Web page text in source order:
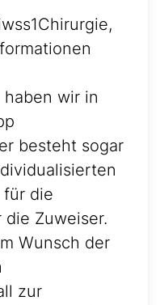
wir in
besteht sogar
für die
Zuweiser.
Wunsch der
zur